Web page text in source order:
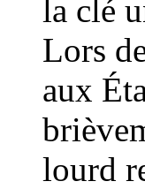
la clé
Lors
aux
lourd